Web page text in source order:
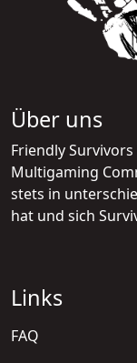
Über uns
Friendly
Multigaming
stets in
hat und sich
Links
FAQ